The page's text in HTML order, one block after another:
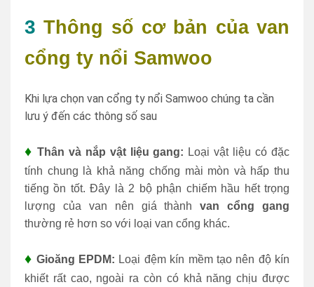
3Thông số cơ bản của van
cổng ty nổi Samwoo
Khi lựa chọn van cổng ty nổi Samwoo chúng ta cần
lưu ý đến các thông số sau
♦ Thân và nắp vật liệu gang: Loại vật liệu có đặc
tính chung là khả năng chống mài mòn và hấp thu
tiếng ồn tốt. Đây là 2 bộ phận chiếm hầu hết trọng
lượng của van nên giá thànhvan cổng gang
thường rẻ hơn so với loại van cổng khác.
♦ Gioăng EPDM: Loại đệm kín mềm tạo nên độ kín
khiết rất cao, ngoài ra còn có khả năng chịu được